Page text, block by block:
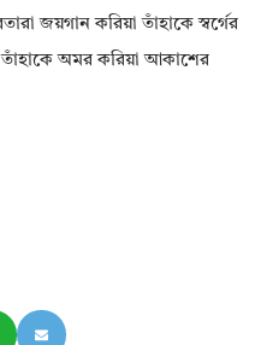
জয়গান করিয়া তাঁহাকে স্বর্গের
তাঁহাকে অমর করিয়া আকাশের